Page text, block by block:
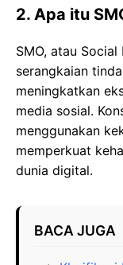
2. Apa itu
SMO, atau
serangkaian
meningkatkan
media sosial.
menggunakan
memperkuat
dunia digital.
BACA JUGA